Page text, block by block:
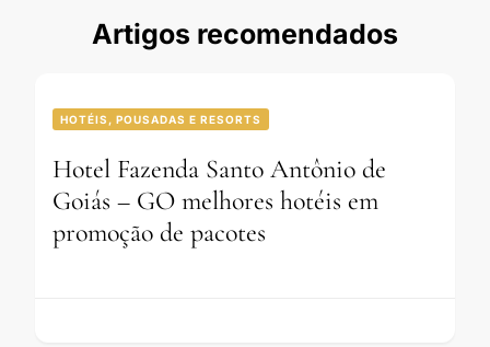
Artigos recomendados
HOTÉIS, POUSADAS E RESORTS
Hotel Fazenda Santo Antônio de
Goiás – GO melhores hotéis em
promoção de pacotes